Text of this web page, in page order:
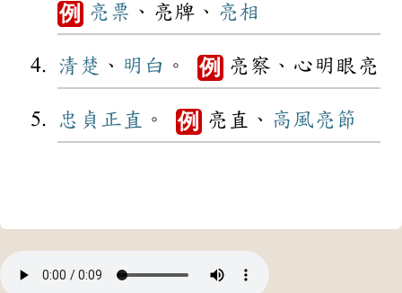
例 亮票 、亮牌、 亮相
清楚 、 明白 。 例 亮察、心明眼亮
忠貞 正直 。 例 亮直、 高風亮節